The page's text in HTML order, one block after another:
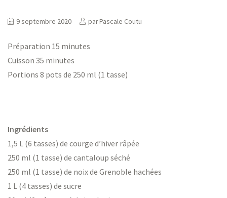
9 septembre 2020 parPascale Coutu
Préparation 15 minutes
Cuisson 35 minutes
Portions 8 pots de 250 ml (1 tasse)
Ingrédients
1,5 L (6 tasses) de courge d’hiver râpée
250 ml (1 tasse) de cantaloup séché
250 ml (1 tasse) de noix de Grenoble hachées
1 L (4 tasses) de sucre